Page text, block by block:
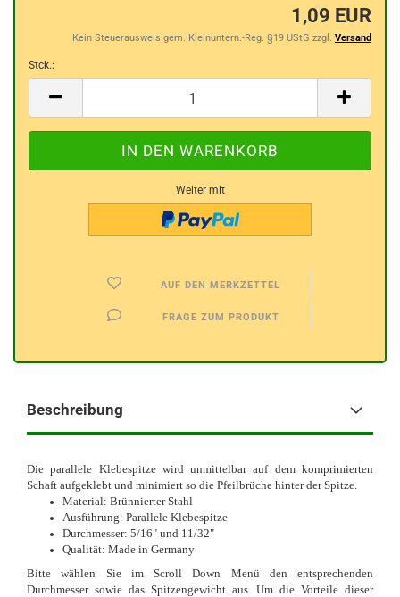
1,09 EUR
Kein Steuerausweis gem. Kleinuntern.-Reg. §19 UStG zzgl. Versand
Stck.:
Weiter mit
AUF DEN MERKZETTEL
FRAGE ZUM PRODUKT
Beschreibung
Die parallele Klebespitze wird unmittelbar auf dem komprimierten
Schaft aufgeklebt und minimiert so die Pfeilbrüche hinter der Spitze.
Material: Brünnierter Stahl
Ausführung: Parallele Klebespitze
Durchmesser: 5/16" und 11/32"
Qualität: Made in Germany
Bitte wählen Sie im Scroll Down Menü den entsprechenden
Durchmesser sowie das Spitzengewicht aus. Um die Vorteile dieser